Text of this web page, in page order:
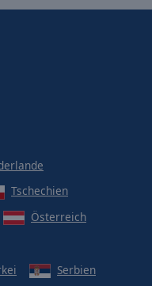
Tschechien
Österreich
Serbien